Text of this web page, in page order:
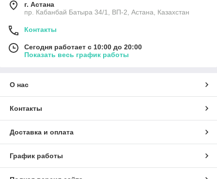
г. Астана
пр. Кабанбай Батыра 34/1, ВП-2, Астана, Казахстан
Контакты
Сегодня работает с 10:00 до 20:00
Показать весь график работы
О нас
Контакты
Доставка и оплата
График работы